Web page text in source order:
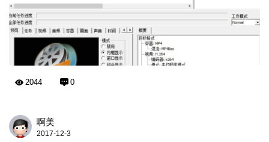
2044 0
啊美
2017-12-3